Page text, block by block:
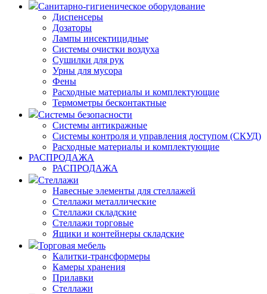
Санитарно-гигиеническое оборудование
Диспенсеры
Дозаторы
Лампы инсектицидные
Системы очистки воздуха
Сушилки для рук
Урны для мусора
Фены
Расходные материалы и комплектующие
Термометры бесконтактные
Системы безопасности
Системы антикражные
Системы контроля и управления доступом (СКУД)
Расходные материалы и комплектующие
РАСПРОДАЖА
РАСПРОДАЖА
Стеллажи
Навесные элементы для стеллажей
Стеллажи металлические
Стеллажи складские
Стеллажи торговые
Ящики и контейнеры складские
Торговая мебель
Калитки-трансформеры
Камеры хранения
Прилавки
Стеллажи